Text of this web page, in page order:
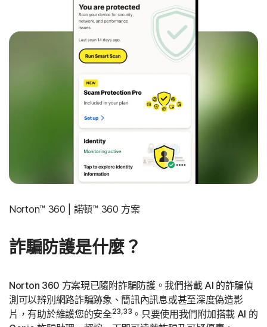
Norton™ 360 | 諾頓™ 360 方案
詐騙防護是什麼？
Norton 360 方案現已隨附詐騙防護。我們搭載 AI 的詐騙偵
測可以辨別網路詐騙跡象、簡訊內訊息或甚至深度偽造影
片， 有助於維護您的安全23,33 。 只要使用我們附加搭載 AI 的